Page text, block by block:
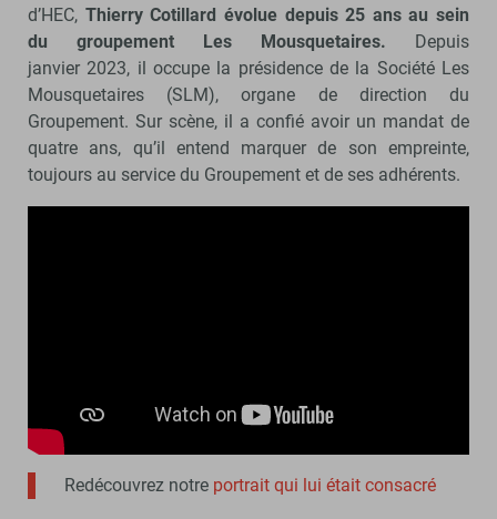
d’HEC, Thierry Cotillard évolue depuis 25 ans au sein
du groupement Les Mousquetaires. Depuis
janvier 2023, il occupe la présidence de la Société Les
Mousquetaires (SLM), organe de direction du
Groupement. Sur scène, il a confié avoir un mandat de
quatre ans, qu’il entend marquer de son empreinte,
toujours au service du Groupement et de ses adhérents.
Redécouvrez notre portrait qui lui était consacré